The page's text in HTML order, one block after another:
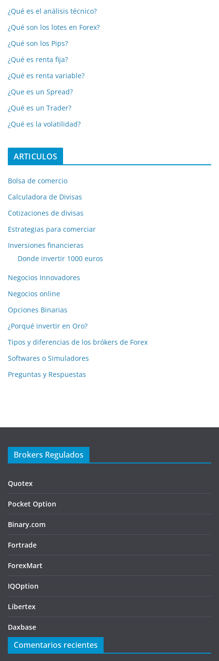
¿Qué es el análisis técnico?
¿Qué son los lotes en Forex?
¿Qué son los Pips?
¿Qué es renta fija?
¿Qué es renta variable?
¿Que es un Spread?
¿Qué es un Trader?
¿Qué es la volatilidad?
ARTICULOS
Bolsa de comercio
Calculadora de Divisas
Cotizaciones de divisas
Estrategias para comerciar
Inversiones financieras
Donde invertir 1000 euros
Negocios Innovadores
Negocios online
Opciones Binarias
¿Porqué invertir en Oro?
Tipos y diferencias de los brókers de Forex
Softwares o Simuladores
Preguntas y Respuestas
Brokers Regulados
Quotex
Pocket Option
Binary.com
Fortrade
ForexMart
IQOption
Libertex
Daxbase
Comentarios recientes